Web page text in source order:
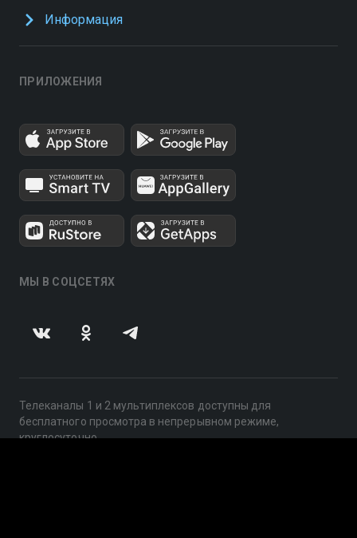
Информация
ПРИЛОЖЕНИЯ
МЫ В СОЦСЕТЯХ
Телеканалы 1 и 2 мультиплексов доступны для
бесплатного просмотра в непрерывном режиме,
круглосуточно.